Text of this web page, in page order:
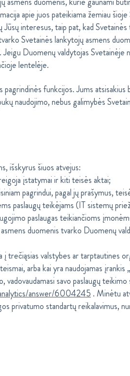
apie juos pateikiama žemiau
interesus, taip pat, kad
Svetainės lankytojų asmens
Duomenų valdytojas Svetainėje
lentelėje.
funkcijos. Jums
naudojimo, nebus galimybės
išskyrus šiuos atvejus:
įstatymai ir kiti teisės aktai;
pagrindui, pagal jų prašymus,
paslaugų teikėjams (IT sistemų
paslaugas teikiančioms
duomenis tvarko Duomenų
trečiąsias valstybes ar tarptautines
arba kai yra naudojamas
savo paslaugų
answer/6004245 . Minėtu
privatumo standartų reikalavimus,